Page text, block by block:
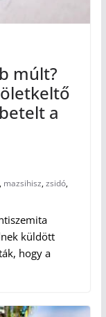
múlt?
a
, mazsihisz,zsidó,
küldött
hogy a